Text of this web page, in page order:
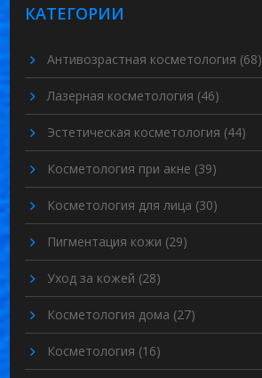
КАТЕГОРИИ
Антивозрастная косметология (68)
Лазерная косметология (46)
Эстетическая косметология (44)
Косметология при акне (39)
Косметология для лица (30)
Пигментация кожи (29)
Уход за кожей (28)
Косметология дома (27)
Косметология (16)